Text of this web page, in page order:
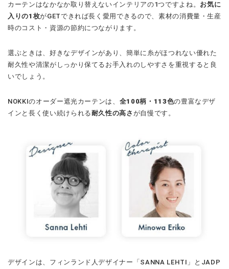
カーテンはなかなか取り替えないインテリアの1つですよね。 お気に
入りの1枚がGETできれば長く愛用できるので、素材の消費量・生産
時のコスト・資源の節約につながります。
選ぶときは、好きなデザインがあり、簡単に糸がほつれない優れた
耐久性や清潔がしっかり保てるお手入れのしやすさを重視すると良
いでしょう。
NOKKIのオーダー遮光カーテンは、 全100柄・113色の豊富なデザ
インと長く使い続けられる耐久性の高さ が自慢です。
デザインは、フィンランド人デザイナー「SANNA LEHTI」とJADP